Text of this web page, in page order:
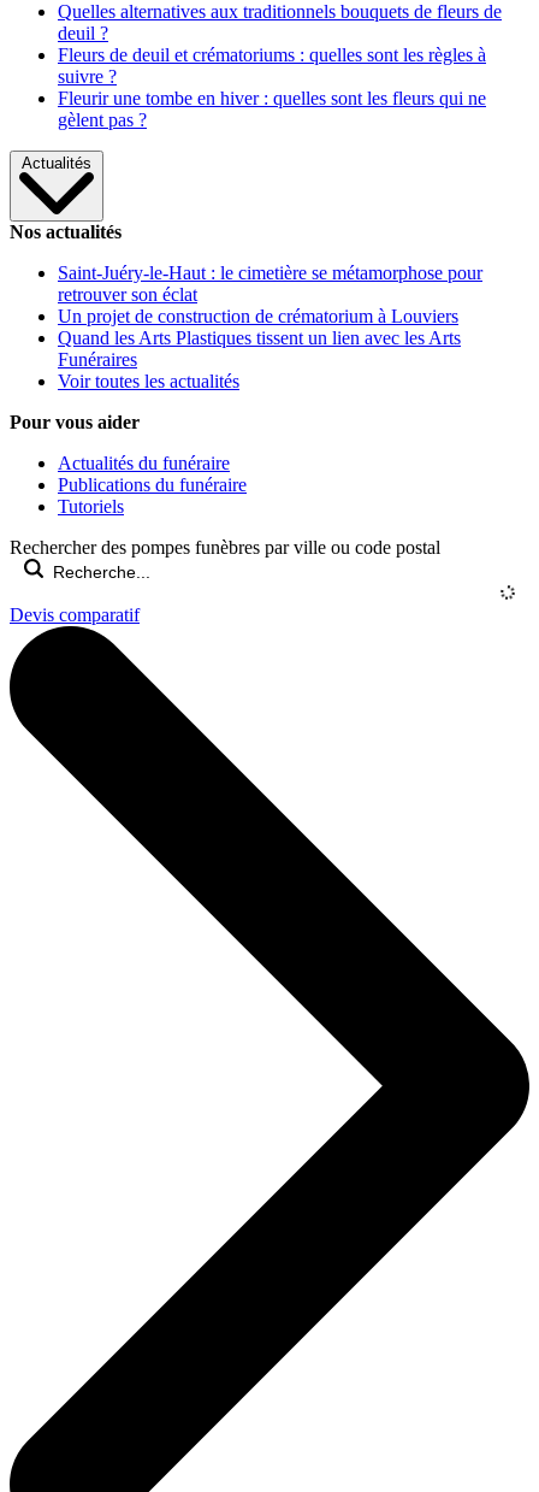
Quelles alternatives aux traditionnels bouquets de fleurs de
deuil ?
Fleurs de deuil et crématoriums : quelles sont les règles à
suivre ?
Fleurir une tombe en hiver : quelles sont les fleurs qui ne
gèlent pas ?
Actualités
Nos actualités
Saint-Juéry-le-Haut : le cimetière se métamorphose pour
retrouver son éclat
Un projet de construction de crématorium à Louviers
Quand les Arts Plastiques tissent un lien avec les Arts
Funéraires
Voir toutes les actualités
Pour vous aider
Actualités du funéraire
Publications du funéraire
Tutoriels
Rechercher des pompes funèbres par ville ou code postal
Devis comparatif